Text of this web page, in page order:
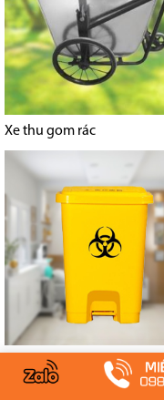
Xe thu gom rác
Thùng rác y tế